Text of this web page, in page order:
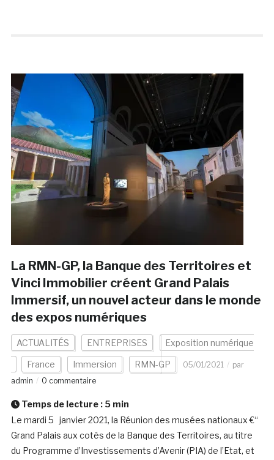
La RMN-GP, la Banque des Territoires et
Vinci Immobilier créent Grand Palais
Immersif, un nouvel acteur dans le monde
des expos numériques
ACTUALITÉS ENTREPRISES Exposition numérique
France Immersion RMN-GP 05/01/2021
par
admin
0 commentaire
Temps de lecture : 5 min
Le mardi 5 janvier 2021, la Réunion des musées nationaux €“
Grand Palais aux cotés de la Banque des Territoires, au titre
du Programme d’Investissements d’Avenir (PIA) de l’Etat, et